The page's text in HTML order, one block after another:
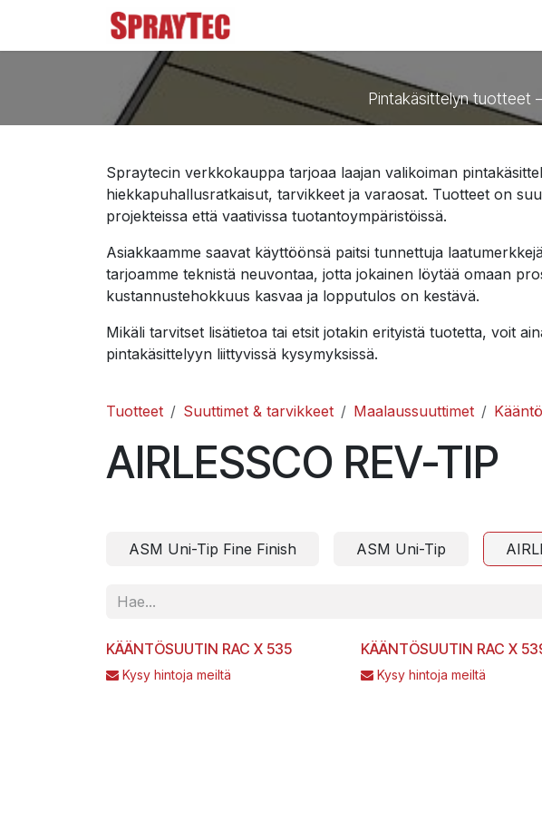
Pintakäsittelyn tuotteet
Spraytecin verkkokauppa tarjoaa laajan valikoiman
hiekkapuhallusratkaisut, tarvikkeet ja varaosat. Tuotteet on
projekteissa että vaativissa tuotantoympäristöissä.
Asiakkaamme saavat käyttöönsä paitsi tunnettuja
tarjoamme teknistä neuvontaa, jotta jokainen löytää omaan
kustannustehokkuus kasvaa ja lopputulos on kestävä.
Mikäli tarvitset lisätietoa tai etsit jotakin erityistä tuotetta, voit
pintakäsittelyyn liittyvissä kysymyksissä.
Tuotteet Suuttimet & tarvikkeet Maalaussuuttimet
AIRLESSCO REV-TIP
ASM Uni-Tip Fine Finish ASM Uni-Tip
KÄÄNTÖSUUTIN RAC X 535
Kysy hintoja meiltä
KÄÄNTÖSUUTIN RAC X
Kysy hintoja meiltä